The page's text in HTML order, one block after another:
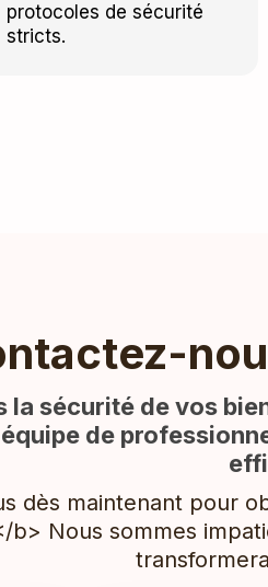
protocoles de sécurité
stricts.
la sécurité de vos
de
dès maintenant pour
b> Nous sommes